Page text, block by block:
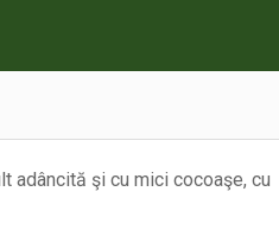
adâncită şi cu mici cocoaşe, cu